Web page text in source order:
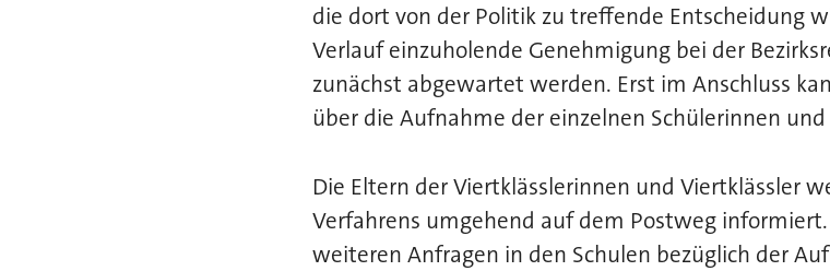
die dort von der Politik zu treffende Entscheidung
Verlauf einzuholende Genehmigung bei der
zunächst abgewartet werden. Erst im Anschluss
über die Aufnahme der einzelnen Schülerinnen
Die Eltern der Viertklässlerinnen und Viertklässler
Verfahrens umgehend auf dem Postweg
weiteren Anfragen in den Schulen bezüglich der